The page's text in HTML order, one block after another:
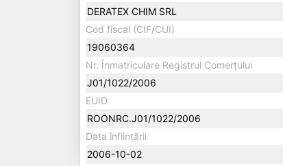
DERATEX CHIM SRL
Cod fiscal (CIF/CUI)
19060364
Nr. Înmatriculare Registrul Comerțului
J01/1022/2006
EUID
ROONRC.J01/1022/2006
Data înființării
2006-10-02